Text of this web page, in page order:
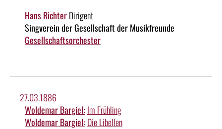
Hans RichterDirigent
Singverein der Gesellschaft der Musikfreunde
Gesellschaftsorchester
27.03.1886
Woldemar Bargiel: Im Frühling
Woldemar Bargiel: Die Libellen